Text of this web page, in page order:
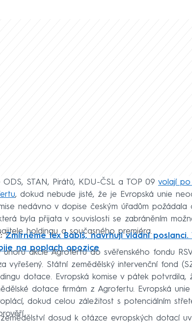
ODS, STAN, Pirátů, KDU-ČSL a TOP 09 volají po
, dokud nebude jisté, že je Evropská unie
nedávno v dopise českým úřadům
byla přijata v souvislosti se zabráněním
holdingu a současného premiéra.
Zmírněme lex Babiš, navrhují vládní poslanci.
na poplach opozice
únoru akcie Agrofertu do svěřenského fondu
vyřešený. Státní zemědělský intervenční fond
dotace. Evropská komise v pátek potvrdila,
dotace firmám z Agrofertu. Evropská
dokud celou záležitost s potenciálním
dosud k otázce evropských dotací